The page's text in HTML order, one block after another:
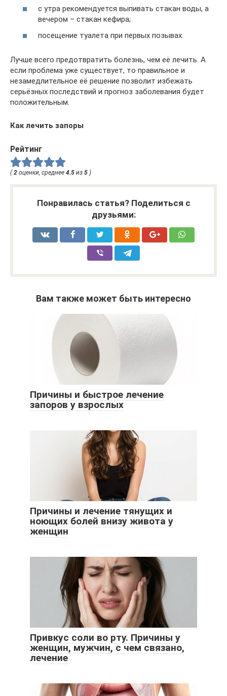
с утра рекомендуется выпивать стакан воды, а
вечером – стакан кефира;
посещение туалета при первых позывах.
Лучше всего предотвратить болезнь, чем её лечить. А
если проблема уже существует, то правильное и
незамедлительное её решение позволит избежать
серьёзных последствий и прогноз заболевания будет
положительным.
Как лечить запоры
Рейтинг
( 2 оценки, среднее 4.5 из 5 )
Понравилась статья? Поделиться с
друзьями:
Вам также может быть интересно
Причины и быстрое лечение
запоров у взрослых
Причины и лечение тянущих и
ноющих болей внизу живота у
женщин
Привкус соли во рту. Причины у
женщин, мужчин, с чем связано,
лечение